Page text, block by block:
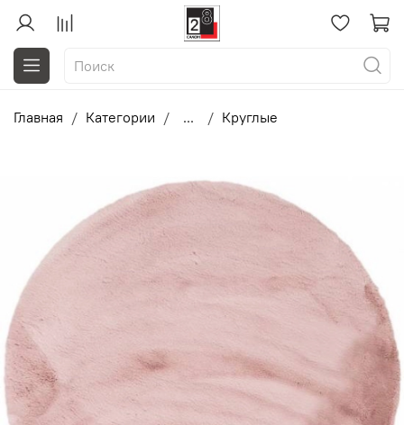
Главная Категории ... Круглые